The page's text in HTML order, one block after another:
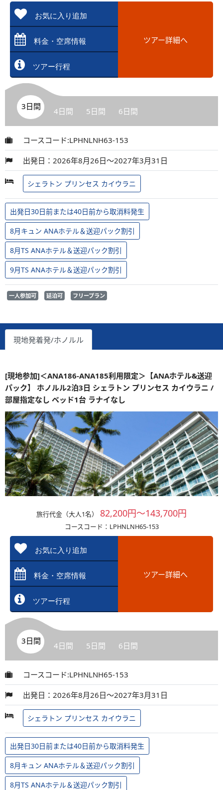
お気に入り追加
料金・空席情報
ツアー行程
ツアー詳細へ
3日間 4日間 5日間 6日間
コースコード:LPHNLNH63-153
出発日：2026年8月26日～2027年3月31日
シェラトン プリンセス カイウラニ
出発日30日前または40日前から取消料発生
8月キュン ANAホテル＆送迎パック割引
8月TS ANAホテル＆送迎パック割引
9月TS ANAホテル＆送迎パック割引
一人参加可 延泊可 フリープラン
現地発着発/ホノルル
[現地参加]＜ANA186-ANA185利用限定＞【ANAホテル&送迎
パック】 ホノルル2泊3日 シェラトン プリンセス カイウラニ /
部屋指定なし ベッド1台 ラナイなし
旅行代金（大人1名） 82,200円～143,700円
コースコード：LPHNLNH65-153
お気に入り追加
料金・空席情報
ツアー行程
ツアー詳細へ
3日間 4日間 5日間 6日間
コースコード:LPHNLNH65-153
出発日：2026年8月26日～2027年3月31日
シェラトン プリンセス カイウラニ
出発日30日前または40日前から取消料発生
8月キュン ANAホテル＆送迎パック割引
8月TS ANAホテル＆送迎パック割引